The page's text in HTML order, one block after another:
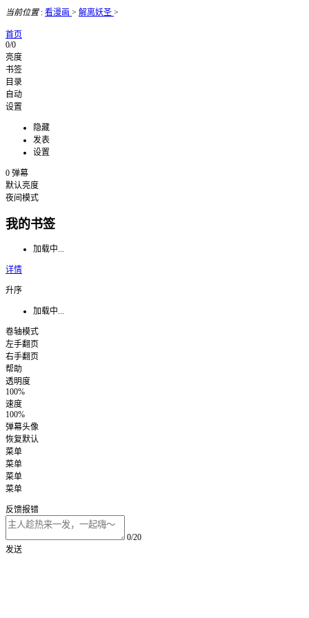
当前位置: 看漫画 > 解离妖圣 >
首页
0/0
亮度
书签
目录
自动
设置
隐藏
发表
设置
0 弹幕
默认亮度
夜间模式
我的书签
加载中...
详情
升序
加载中...
卷轴模式
左手翻页
右手翻页
帮助
透明度
100%
速度
100%
弹幕头像
恢复默认
菜单
菜单
菜单
菜单
反馈报错
0/20
发送